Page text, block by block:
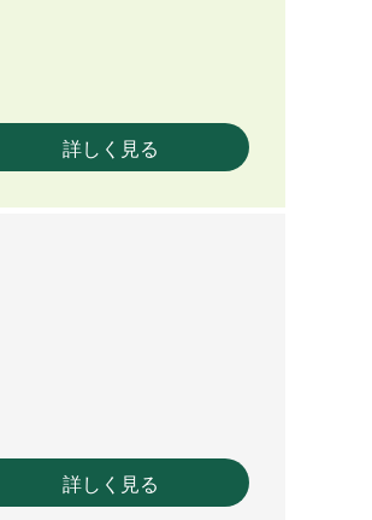
詳しく見る
詳しく見る